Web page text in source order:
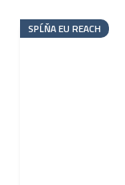
SPĹŇA EU REACH